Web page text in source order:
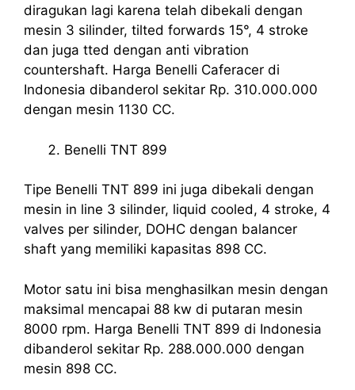
diragukan lagi karena telah dibekali dengan
mesin 3 silinder, tilted forwards 15°, 4 stroke
dan juga tted dengan anti vibration
countershaft. Harga Benelli Caferacer di
Indonesia dibanderol sekitar Rp. 310.000.000
dengan mesin 1130 CC.
Benelli TNT 899
Tipe Benelli TNT 899 ini juga dibekali dengan
mesin in line 3 silinder, liquid cooled, 4 stroke, 4
valves per silinder, DOHC dengan balancer
shaft yang memiliki kapasitas 898 CC.
Motor satu ini bisa menghasilkan mesin dengan
maksimal mencapai 88 kw di putaran mesin
8000 rpm. Harga Benelli TNT 899 di Indonesia
dibanderol sekitar Rp. 288.000.000 dengan
mesin 898 CC.